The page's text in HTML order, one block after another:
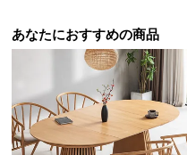
あなたにおすすめの商品